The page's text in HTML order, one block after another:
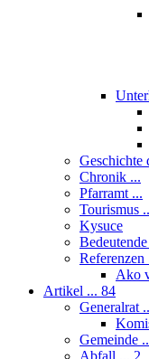
Geschichte
Chronik ...
Pfarramt ...
Tourismus
Kysuce
Referenzen
Ako
Artikel ... 84
Generalrat
Gemeinde
Abfall ... 2